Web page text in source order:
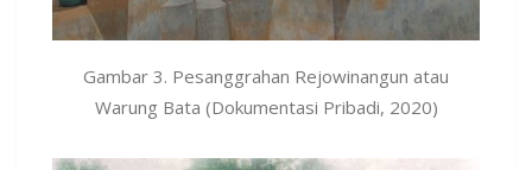
Gambar 3. Pesanggrahan Rejowinangun atau
Warung Bata (Dokumentasi Pribadi, 2020)